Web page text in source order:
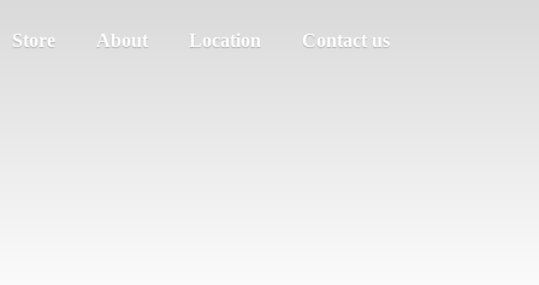
Store About Location Contact us